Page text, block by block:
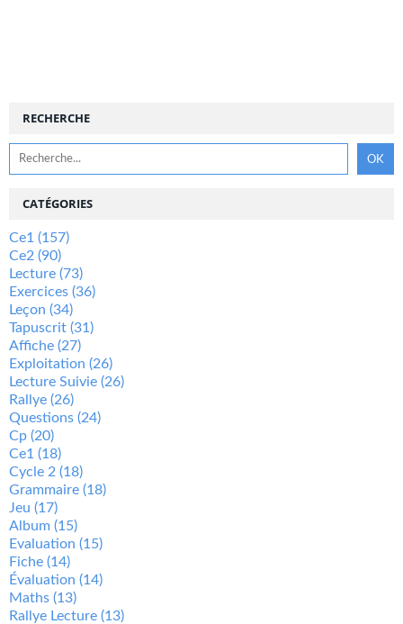
RECHERCHE
CATÉGORIES
Ce1 (157)
Ce2 (90)
Lecture (73)
Exercices (36)
Leçon (34)
Tapuscrit (31)
Affiche (27)
Exploitation (26)
Lecture Suivie (26)
Rallye (26)
Questions (24)
Cp (20)
Ce1 (18)
Cycle 2 (18)
Grammaire (18)
Jeu (17)
Album (15)
Evaluation (15)
Fiche (14)
Évaluation (14)
Maths (13)
Rallye Lecture (13)